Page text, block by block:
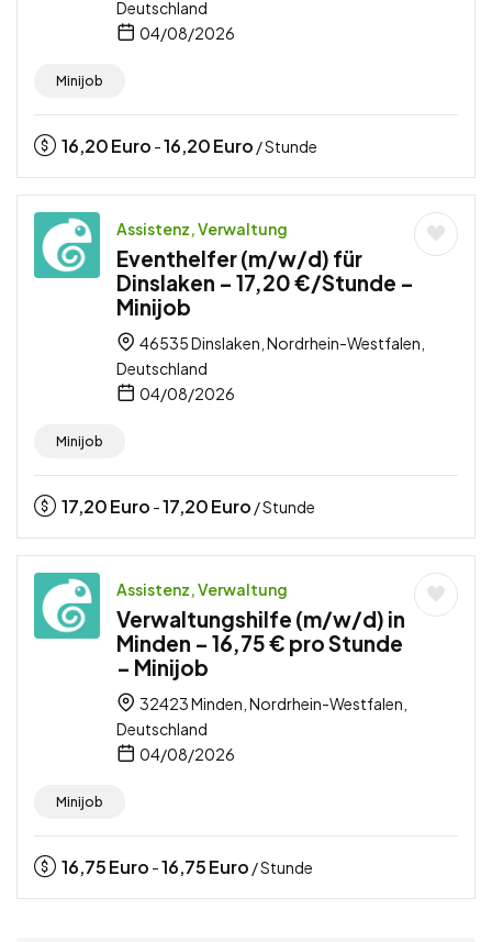
Deutschland
04/08/2026
Minijob
16,20Euro -16,20Euro / Stunde
Assistenz, Verwaltung
Eventhelfer (m/w/d) für
Dinslaken – 17,20 €/Stunde –
Minijob
46535 Dinslaken, Nordrhein-Westfalen,
Deutschland
04/08/2026
Minijob
17,20Euro -17,20Euro / Stunde
Assistenz, Verwaltung
Verwaltungshilfe (m/w/d) in
Minden – 16,75 € pro Stunde
– Minijob
32423 Minden, Nordrhein-Westfalen,
Deutschland
04/08/2026
Minijob
16,75Euro -16,75Euro / Stunde